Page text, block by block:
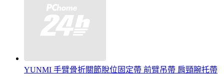
YUNMI 手臂骨折關節脫位固定帶 前臂吊帶 肩頸腕托帶